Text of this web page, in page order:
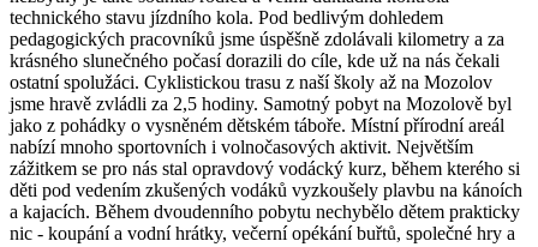
technického stavu jízdního kola. Pod bedlivým dohledem
pedagogických pracovníků jsme úspěšně zdolávali kilometry a za
krásného slunečného počasí dorazili do cíle, kde už na nás čekali
ostatní spolužáci. Cyklistickou trasu z naší školy až na Mozolov
jsme hravě zvládli za 2,5 hodiny. Samotný pobyt na Mozolově byl
jako z pohádky o vysněném dětském táboře. Místní přírodní areál
nabízí mnoho sportovních i volnočasových aktivit. Největším
zážitkem se pro nás stal opravdový vodácký kurz, během kterého si
děti pod vedením zkušených vodáků vyzkoušely plavbu na kánoích
a kajacích. Během dvoudenního pobytu nechybělo dětem prakticky
nic - koupání a vodní hrátky, večerní opékání buřtů, společné hry a